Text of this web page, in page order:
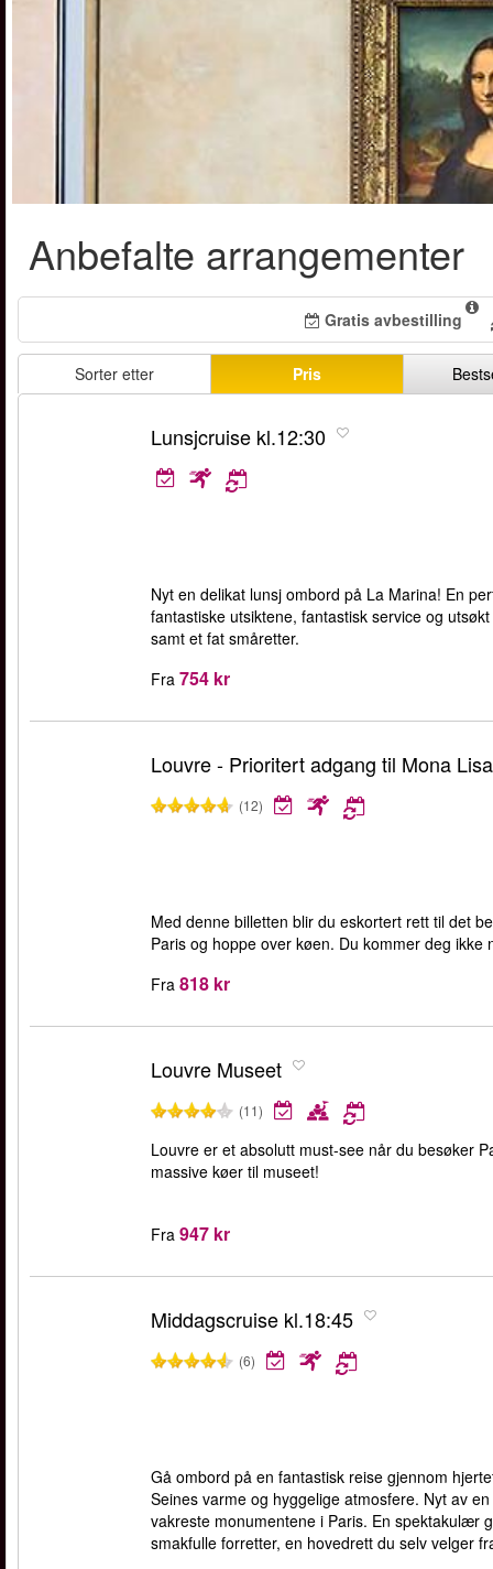
Anbefalte arrangementer
Gratis avbestilling
Sorter etter Pris
Lunsjcruise kl.12:30
Nyt en delikat lunsj ombord på La Marina! En
fantastiske utsiktene, fantastisk service og
samt et fat småretter.
Fra 754 kr
Louvre - Prioritert adgang til Mona Lisa
(12)
Med denne billetten blir du eskortert rett til det
Paris og hoppe over køen. Du kommer deg
Fra 818 kr
Louvre Museet
(11)
Louvre er et absolutt must-see når du besøker
massive køer til museet!
Fra 947 kr
Middagscruise kl.18:45
(6)
Gå ombord på en fantastisk reise gjennom
Seines varme og hyggelige atmosfere. Nyt av
vakreste monumentene i Paris. En spektakulær
smakfulle forretter, en hovedrett du selv velger